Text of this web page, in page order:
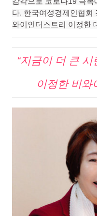
다. 한국여성경제인협회
와이인더스트리 이정한
“지금이 더 큰
이정한 비와